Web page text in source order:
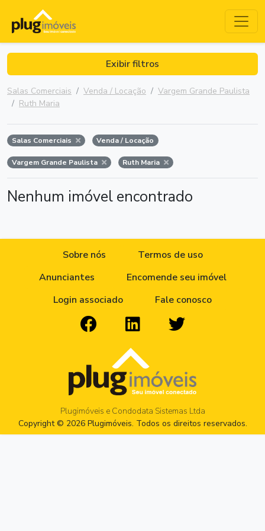
Exibir filtros
Salas Comerciais Venda / Locação
Vargem Grande Paulista
Ruth Maria
Salas Comerciais Venda / Locação
Vargem Grande Paulista Ruth Maria
Nenhum imóvel encontrado
Sobre nós
Termos de uso
Anunciantes
Encomende seu imóvel
Login associado
Fale conosco
Plugimóveis e Condodata Sistemas Ltda
Copyright © 2026 Plugimóveis. Todos os direitos reservados.